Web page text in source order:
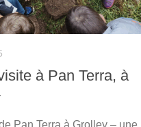
à Pan Terra, à